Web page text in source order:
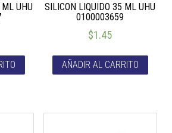
UHU
SILICON LIQUIDO 35 ML UHU
0100003659
$1.45
AÑADIR AL CARRITO